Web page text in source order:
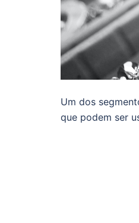
Um dos
que podem ser